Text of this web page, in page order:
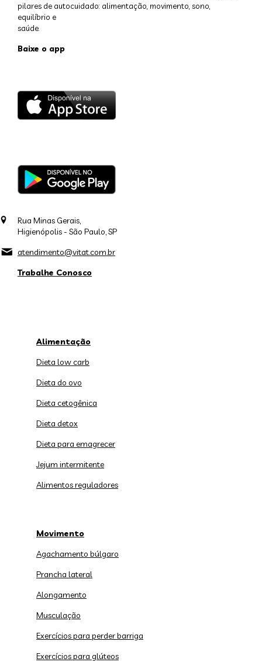
pilares de autocuidado: alimentação, movimento, sono,
equilíbrio e
saúde.
Baixe o app
Rua Minas Gerais,
Higienópolis - São Paulo, SP
atendimento@vitat.com.br
Trabalhe Conosco
Alimentação
Dieta low carb
Dieta do ovo
Dieta cetogênica
Dieta detox
Dieta para emagrecer
Jejum intermitente
Alimentos reguladores
Movimento
Agachamento búlgaro
Prancha lateral
Alongamento
Musculação
Exercícios para perder barriga
Exercícios para glúteos